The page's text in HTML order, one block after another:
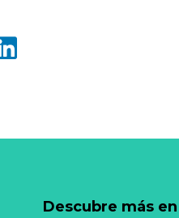
Descubre más